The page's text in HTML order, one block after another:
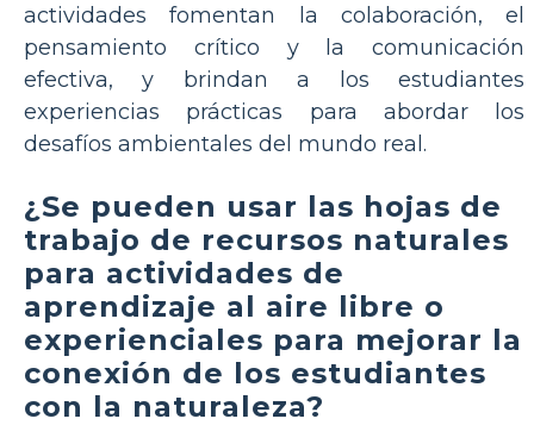
actividades fomentan la colaboración, el
pensamiento crítico y la comunicación
efectiva, y brindan a los estudiantes
experiencias prácticas para abordar los
desafíos ambientales del mundo real.
¿Se pueden usar las hojas de
trabajo de recursos naturales
para actividades de
aprendizaje al aire libre o
experienciales para mejorar la
conexión de los estudiantes
con la naturaleza?